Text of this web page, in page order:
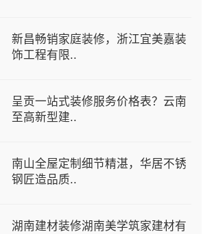
新昌畅销家庭装修，浙江宜美嘉装
饰工程有限..
呈贡一站式装修服务价格表？云南
至高新型建..
南山全屋定制细节精湛，华居不锈
钢匠造品质..
湖南建材装修湖南美学筑家建材有